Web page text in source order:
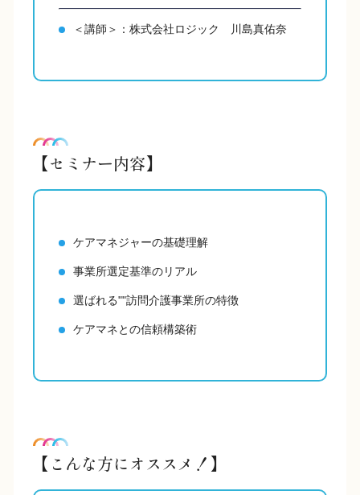
＜講師＞：株式会社ロジック 川島真佑奈
【セミナー内容】
ケアマネジャーの基礎理解
事業所選定基準のリアル
選ばれる""訪問介護事業所の特徴
ケアマネとの信頼構築術
【こんな方にオススメ！】